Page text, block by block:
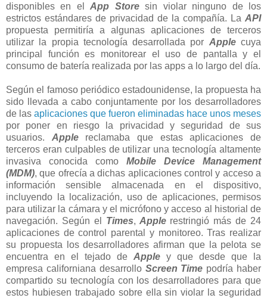
disponibles en elApp Storesin violar ninguno de los
estrictos estándares de privacidad de la compañía. La API
propuesta permitiría a algunas aplicaciones de terceros
utilizar la propia tecnología desarrollada por Applecuya
principal función es monitorear el uso de pantalla y el
consumo de batería realizada por las apps a lo largo del día.
Según el famoso periódico estadounidense, la propuesta ha
sido llevada a cabo conjuntamente por los desarrolladores
de las aplicaciones que fueron eliminadas hace unos meses
por poner en riesgo la privacidad y seguridad de sus
usuarios. Apple reclamaba que estas aplicaciones de
terceros eran culpables de utilizar una tecnología altamente
invasiva conocida como Mobile Device Management
(MDM), que ofrecía a dichas aplicaciones control y acceso a
información sensible almacenada en el dispositivo,
incluyendo la localización, uso de aplicaciones, permisos
para utilizar la cámara y el micrófono y acceso al historial de
navegación. Según el Times, Applerestringió más de 24
aplicaciones de control parental y monitoreo. Tras realizar
su propuesta los desarrolladores afirman que la pelota se
encuentra en el tejado de Apple y que desde que la
empresa californiana desarrollo Screen Time podría haber
compartido su tecnología con los desarrolladores para que
estos hubiesen trabajado sobre ella sin violar la seguridad